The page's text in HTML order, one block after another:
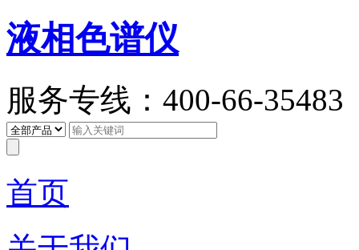
液相色谱仪
服务专线：400-66-35483
首页